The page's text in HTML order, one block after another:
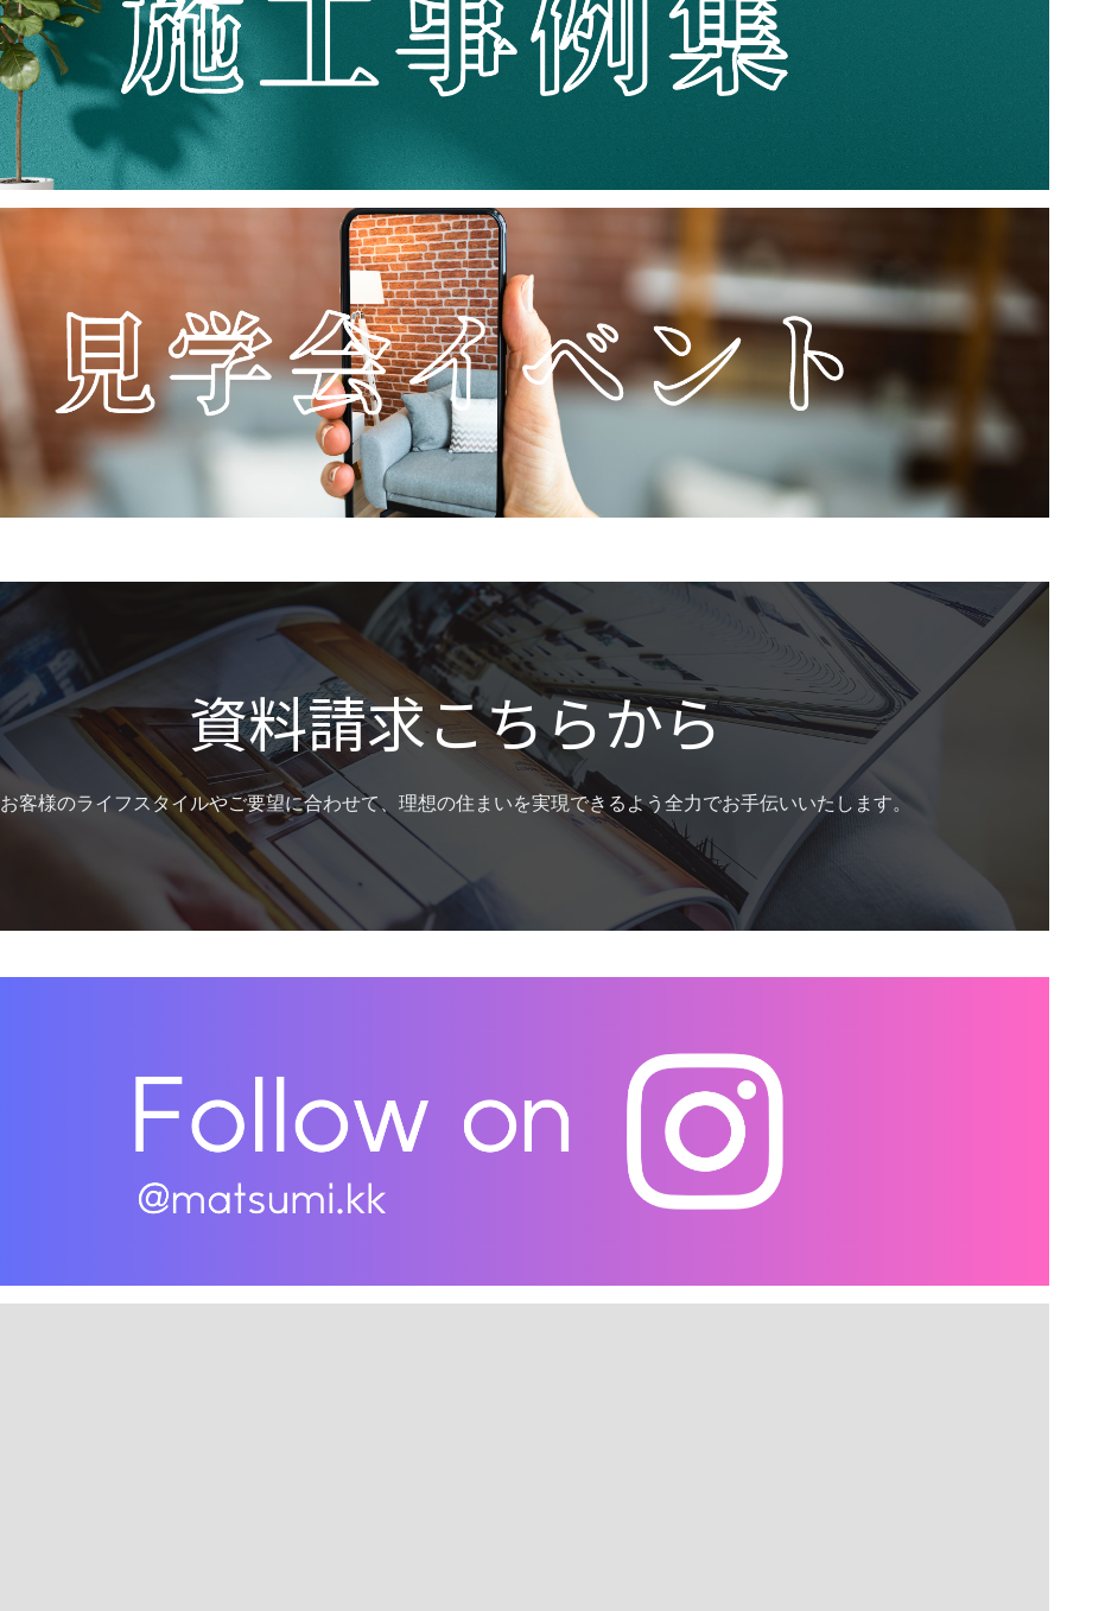
資料請求こちらから
お客様のライフスタイルやご要望に合わせて、理想の住まいを実現できるよう全力でお手伝いいたします。